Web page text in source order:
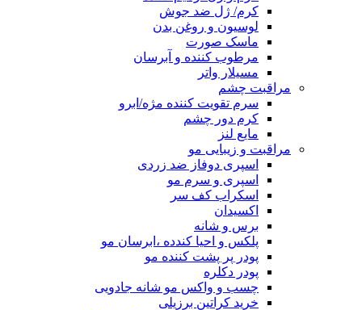
کرم/ ژل ضد جوش
لوسیون و روغن بدن
ماسک صورت
مرطوب کننده و آبرسان
مسیلار واتر
مراقبت چشم
سرم تقویت کننده مژه/ابرو
کرم دور چشم
مایع لنز
مراقبت و زیبایی مو
اسپری دوفاز ضد زردی
اسپری و سرم مو
اسکراب کف سر
اکسیدان
برس و شانه
پلکس و احیا کندده ،ابرسان مو
پودر پر پشت کننده مو
پودر دکلره
چسب و واکس مو شانه جادویی
خرید کراتین برزیلی